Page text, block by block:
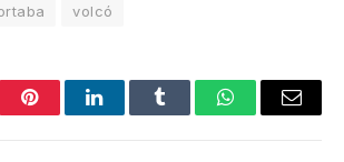
volcó
PinterestLinkedInTumblr WhatsAppEmail